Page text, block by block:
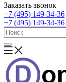
Заказать звонок
+7 (495) 149-34-36
+7 (495) 149-34-36